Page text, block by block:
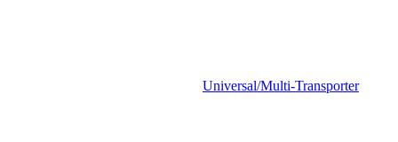
Universal/Multi-Transporter